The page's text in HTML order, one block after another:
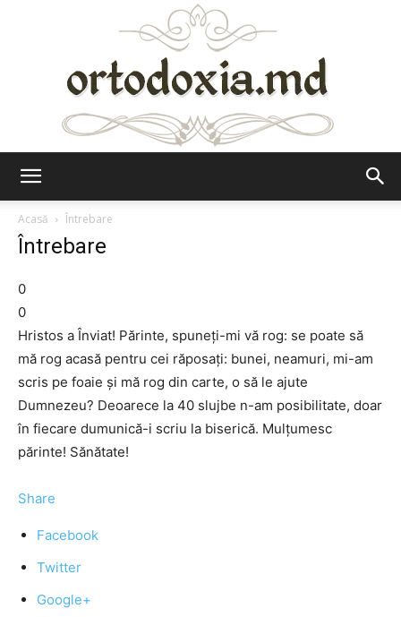
Acasă
Întrebare
Întrebare
0
0
Hristos a Înviat! Părinte, spuneţi-mi vă rog: se poate să
mă rog acasă pentru cei răposaţi: bunei, neamuri, mi-am
scris pe foaie şi mă rog din carte, o să le ajute
Dumnezeu? Deoarece la 40 slujbe n-am posibilitate, doar
în fiecare dumunică-i scriu la biserică. Mulţumesc
părinte! Sănătate!
Share
Facebook
Twitter
Google+